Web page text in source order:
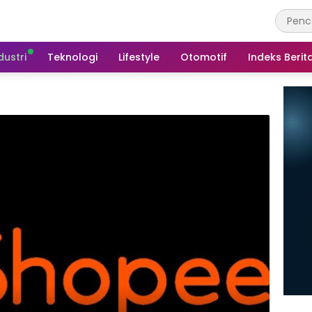
Teknologi Lifestyle Otomotif Indeks